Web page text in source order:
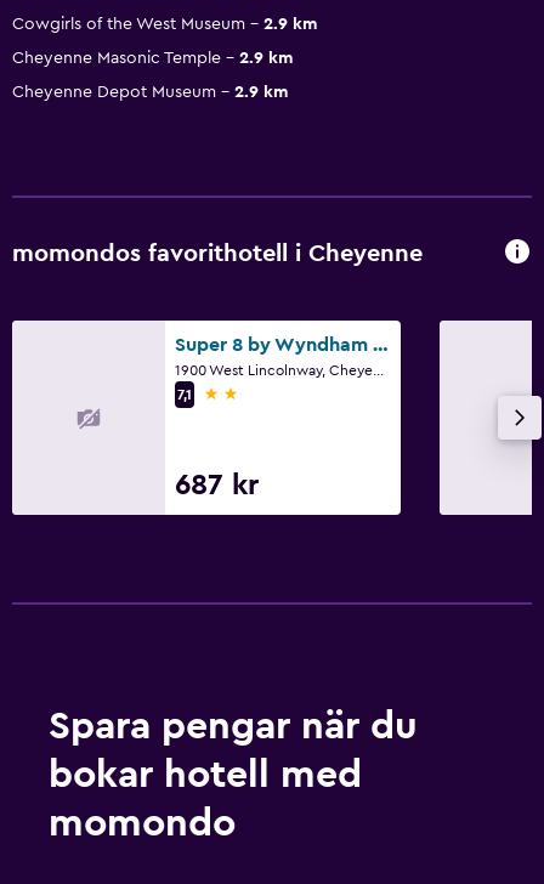
Cowgirls of the West Museum
2.9 km
Cheyenne Masonic Temple
2.9 km
Cheyenne Depot Museum
2.9 km
momondos favorithotell i Cheyenne
Super 8 by Wyndham Cheyenne WY
7,1
2 stjärnor
687 kr
Spara pengar när du
bokar hotell med
momondo